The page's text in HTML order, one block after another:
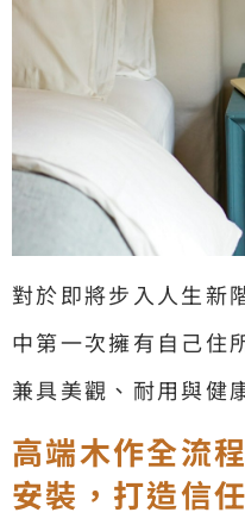
對於即將步入人生新
中第一次擁有自己住
兼具美觀、耐用與
高端木作全流
安裝，打造信